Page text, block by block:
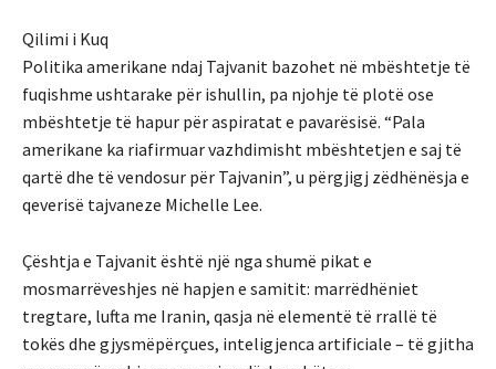
Qilimi i Kuq
Politika amerikane ndaj Tajvanit bazohet në mbështetje të
fuqishme ushtarake për ishullin, pa njohje të plotë ose
mbështetje të hapur për aspiratat e pavarësisë. “Pala
amerikane ka riafirmuar vazhdimisht mbështetjen e saj të
qartë dhe të vendosur për Tajvanin”, u përgjigj zëdhënësja e
qeverisë tajvaneze Michelle Lee.
Çështja e Tajvanit është një nga shumë pikat e
mosmarrëveshjes në hapjen e samitit: marrëdhëniet
tregtare, lufta me Iranin, qasja në elementë të rrallë të
tokës dhe gjysmëpërçues, inteligjenca artificiale – të gjitha